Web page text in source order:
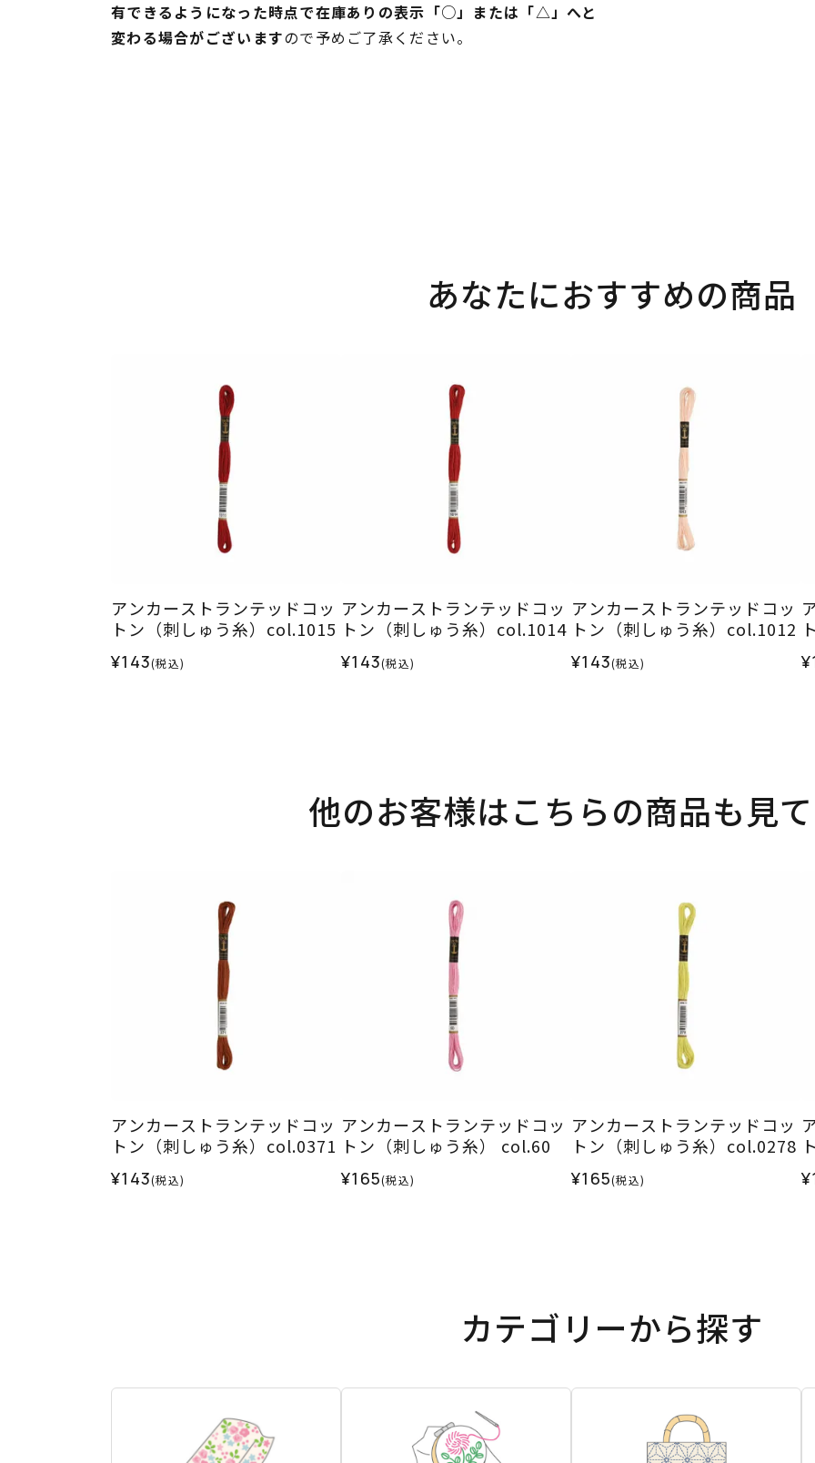
有できるようになった時点で在庫ありの表示「○」または「△」へと
変わる場合がございますので予めご了承ください。
あなたにおすすめの商品
アンカーストランテッドコッ
トン（刺しゅう糸）col.1015
¥143(税込)
アンカーストランテッドコッ
トン（刺しゅう糸）col.1014
¥143(税込)
アンカーストランテッドコッ
トン（刺しゅう糸）col.1012
¥143(税込)
他のお客様はこちらの商品も見
アンカーストランテッドコッ
トン（刺しゅう糸）col.0371
¥143(税込)
アンカーストランテッドコッ
トン（刺しゅう糸） col.60
¥165(税込)
アンカーストランテッドコッ
トン（刺しゅう糸）col.0278
¥165(税込)
カテゴリーから探す